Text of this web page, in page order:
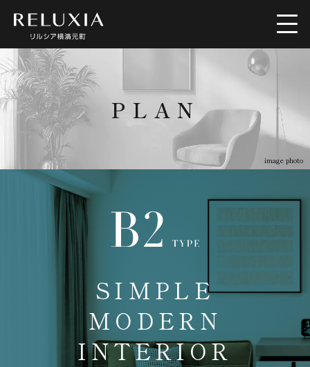
トップ ロケーション
アクセス デザイン
間取り
ブランド 空室情報
image photo
PLAN
SIMPLE
MODERN
INTERIOR